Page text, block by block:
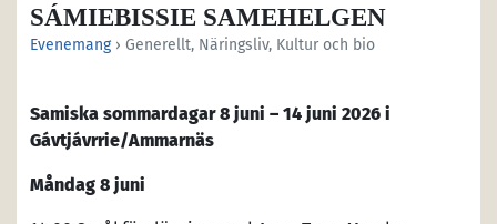
SÁMIEBISSIE SAMEHELGEN
Evenemang› Generellt, Näringsliv, Kultur och bio
Samiska sommardagar 8 juni – 14 juni 2026 i
Gávtjávrrie/Ammarnäs
Måndag 8 juni